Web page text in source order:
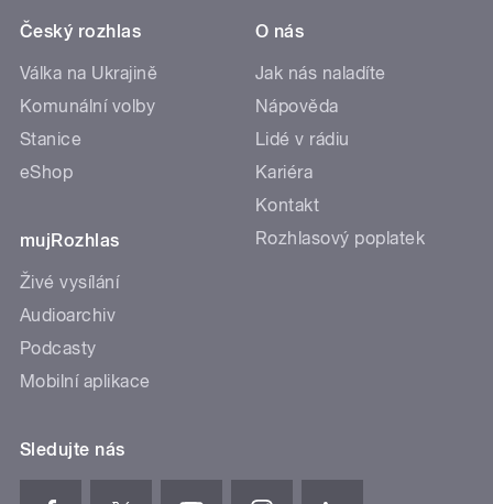
Český rozhlas
Válka na Ukrajině
Komunální volby
Stanice
eShop
mujRozhlas
Živé vysílání
Audioarchiv
Podcasty
Mobilní aplikace
O nás
Jak nás naladíte
Nápověda
Lidé v rádiu
Kariéra
Kontakt
Rozhlasový poplatek
Sledujte nás